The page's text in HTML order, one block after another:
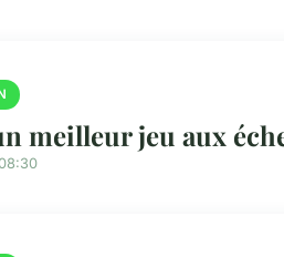
meilleur jeu aux